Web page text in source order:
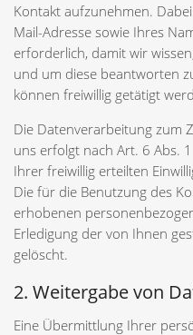
Kontakt aufzunehmen.
Mail-Adresse sowie Ihres
erforderlich, damit wir
und um diese beantworten
können freiwillig getätigt
Die Datenverarbeitung zum
uns erfolgt nach Art. 6 Abs.
Ihrer freiwillig erteilten
Die für die Benutzung des
erhobenen
Erledigung der von Ihnen
gelöscht.
2. Weitergabe von
Eine Übermittlung Ihrer